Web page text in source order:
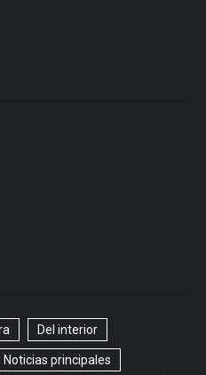
Del interior
Noticias principales